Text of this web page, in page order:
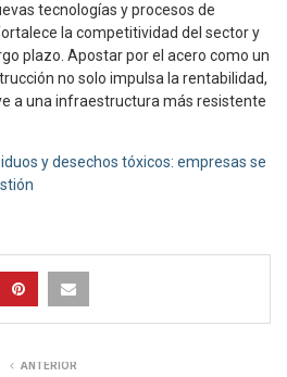
tecnologías y procesos de
la competitividad del sector y
plazo. Apostar por el acero como un
no solo impulsa la rentabilidad,
a una infraestructura más resistente
y desechos tóxicos: empresas se
ANTERIOR